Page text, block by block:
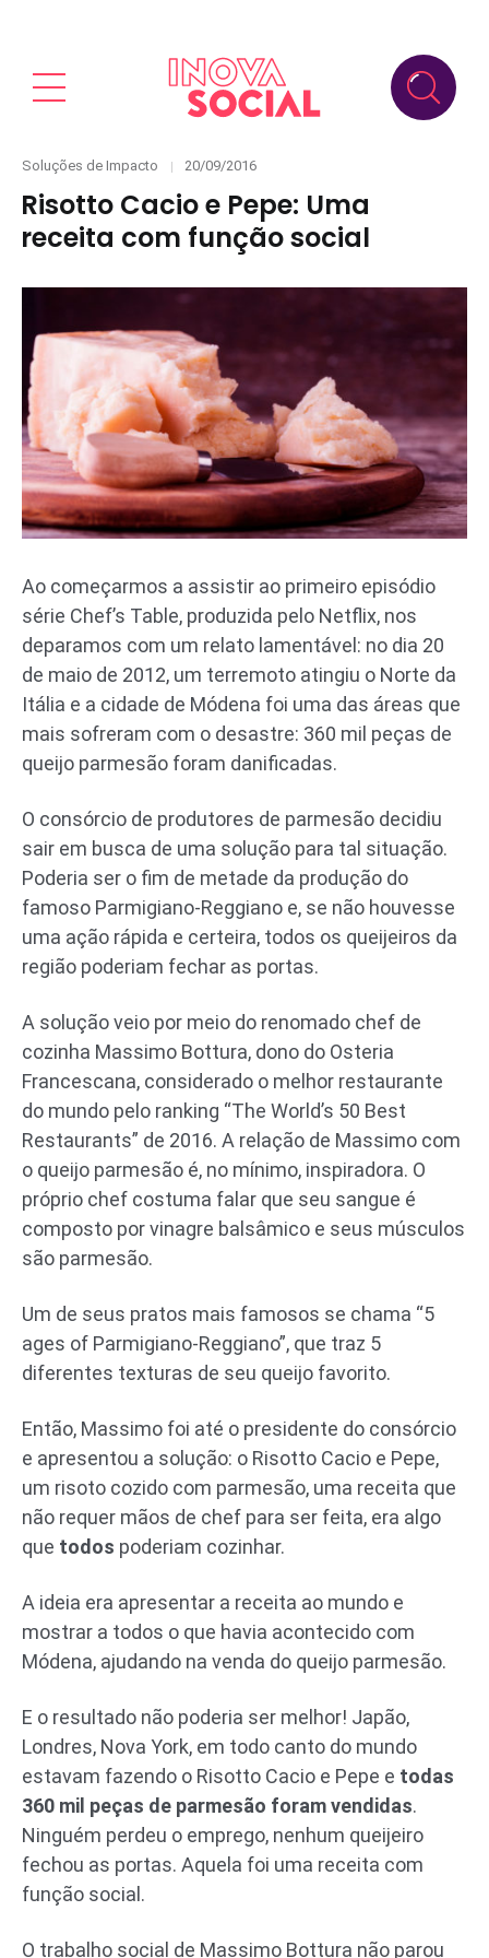
Categories
Soluções de Impacto
Posted
20/09/2016
Risotto Cacio e Pepe: Uma
receita com função social
Ao começarmos a assistir ao primeiro episódio
série Chef’s Table, produzida pelo Netflix, nos
deparamos com um relato lamentável: no dia 20
de maio de 2012, um terremoto atingiu o Norte da
Itália e a cidade de Módena foi uma das áreas que
mais sofreram com o desastre: 360 mil peças de
queijo parmesão foram danificadas.
O consórcio de produtores de parmesão decidiu
sair em busca de uma solução para tal situação.
Poderia ser o fim de metade da produção do
famoso Parmigiano-Reggiano e, se não houvesse
uma ação rápida e certeira, todos os queijeiros da
região poderiam fechar as portas.
A solução veio por meio do renomado chef de
cozinha Massimo Bottura, dono do Osteria
Francescana, considerado o melhor restaurante
do mundo pelo ranking “The World’s 50 Best
Restaurants” de 2016. A relação de Massimo com
o queijo parmesão é, no mínimo, inspiradora. O
próprio chef costuma falar que seu sangue é
composto por vinagre balsâmico e seus músculos
são parmesão.
Um de seus pratos mais famosos se chama “5
ages of Parmigiano-Reggiano”, que traz 5
diferentes texturas de seu queijo favorito.
Então, Massimo foi até o presidente do consórcio
e apresentou a solução: o Risotto Cacio e Pepe,
um risoto cozido com parmesão, uma receita que
não requer mãos de chef para ser feita, era algo
que todos poderiam cozinhar.
A ideia era apresentar a receita ao mundo e
mostrar a todos o que havia acontecido com
Módena, ajudando na venda do queijo parmesão.
E o resultado não poderia ser melhor! Japão,
Londres, Nova York, em todo canto do mundo
estavam fazendo o Risotto Cacio e Pepe e todas
360 mil peças de parmesão foram vendidas.
Ninguém perdeu o emprego, nenhum queijeiro
fechou as portas. Aquela foi uma receita com
função social.
O trabalho social de Massimo Bottura não parou